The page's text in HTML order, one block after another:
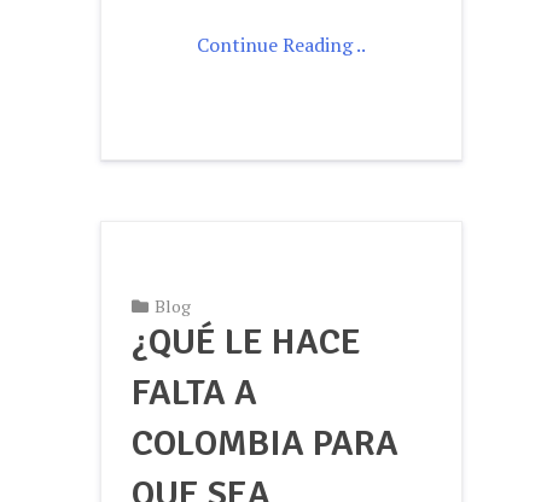
Continue Reading ..
Blog
¿QUÉ LE HACE
FALTA A
COLOMBIA PARA